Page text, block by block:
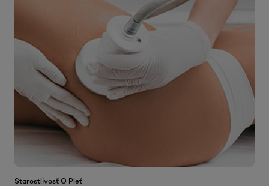
Starostlivosť O Pleť